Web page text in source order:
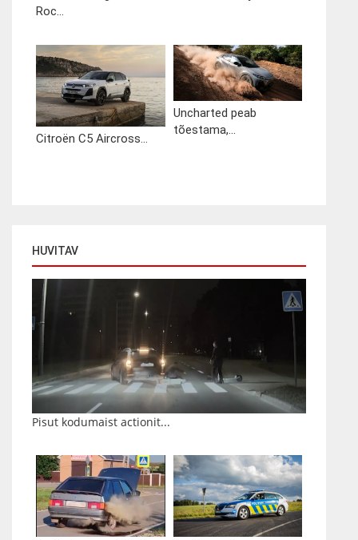
Roc...
Citroën C5 Aircross...
Uncharted peab
tõestama,...
HUVITAV
Pisut kodumaist actionit...